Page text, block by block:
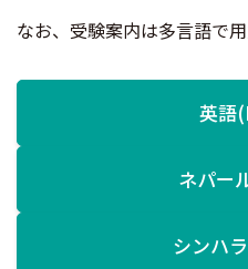
なお、受験案内は多言語で
英語
ネパー
シンハ